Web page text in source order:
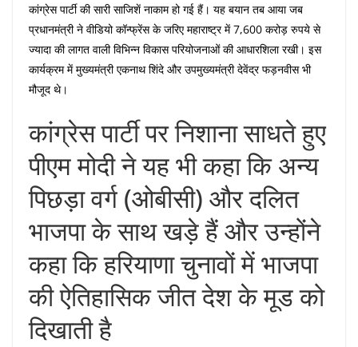
कांग्रेस पार्टी की सारी साजिशें नाकाम हो गई हैं। यह बयान तब आया जब
प्रधानमंत्री ने वीडियो कॉन्फ्रेंस के जरिए महाराष्ट्र में 7,600 करोड़ रुपये से
ज्यादा की लागत वाली विभिन्न विकास परियोजनाओं की आधारशिला रखी। इस
कार्यक्रम में मुख्यमंत्री एकनाथ शिंदे और उपमुख्यमंत्री देवेंद्र फड़नवीस भी
मौजूद थे।
कांग्रेस पार्टी पर निशाना साधते हुए
पीएम मोदी ने यह भी कहा कि अन्य
पिछड़ा वर्ग (ओबीसी) और दलित
भाजपा के साथ खड़े हैं और उन्होंने
कहा कि हरियाणा चुनावों में भाजपा
की ऐतिहासिक जीत देश के मूड को
दिखाती है